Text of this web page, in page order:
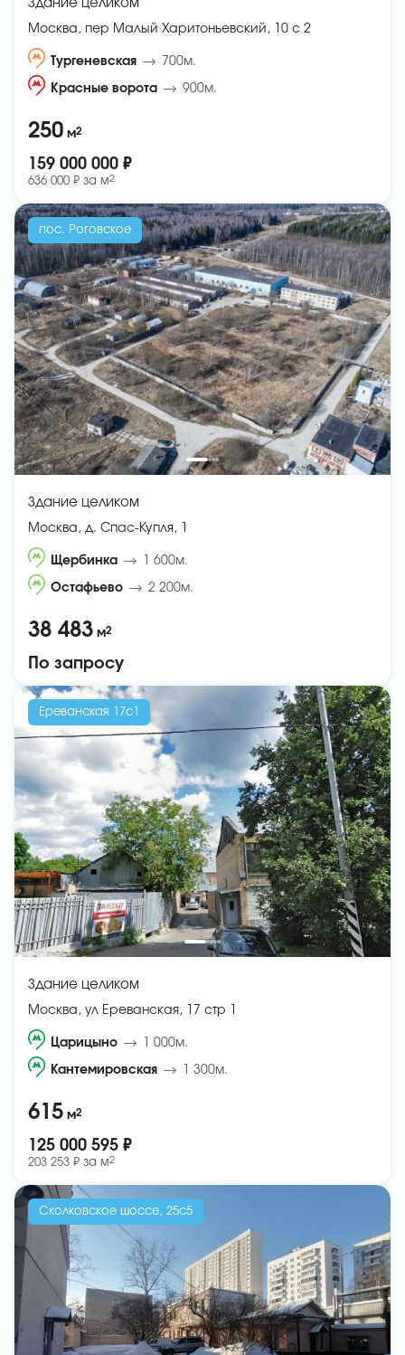
Здание целиком
Москва, пер Малый Харитоньевский, 10 с 2
Тургеневская 700м.
Красные ворота 900м.
250 м2
159 000 000 ₽
636 000 ₽ за м2
пос. Роговское
Здание целиком
Москва, д. Спас-Купля, 1
Щербинка 1 600м.
Остафьево 2 200м.
38 483 м2
По запросу
Ереванская 17с1
Здание целиком
Москва, ул Ереванская, 17 стр 1
Царицыно 1 000м.
Кантемировская 1 300м.
615 м2
125 000 595 ₽
203 253 ₽ за м2
Сколковское шоссе, 25с5